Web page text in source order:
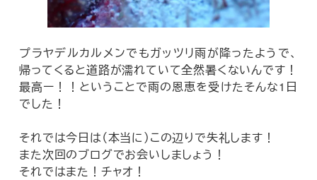
プラヤデルカルメンでもガッツリ雨が降ったようで、
帰ってくると道路が濡れていて全然暑くないんです！
最高ー！！ということで雨の恩恵を受けたそんな1日
でした！
それでは今日は（本当に）この辺りで失礼します！
また次回のブログでお会いしましょう！
それではまた！チャオ！